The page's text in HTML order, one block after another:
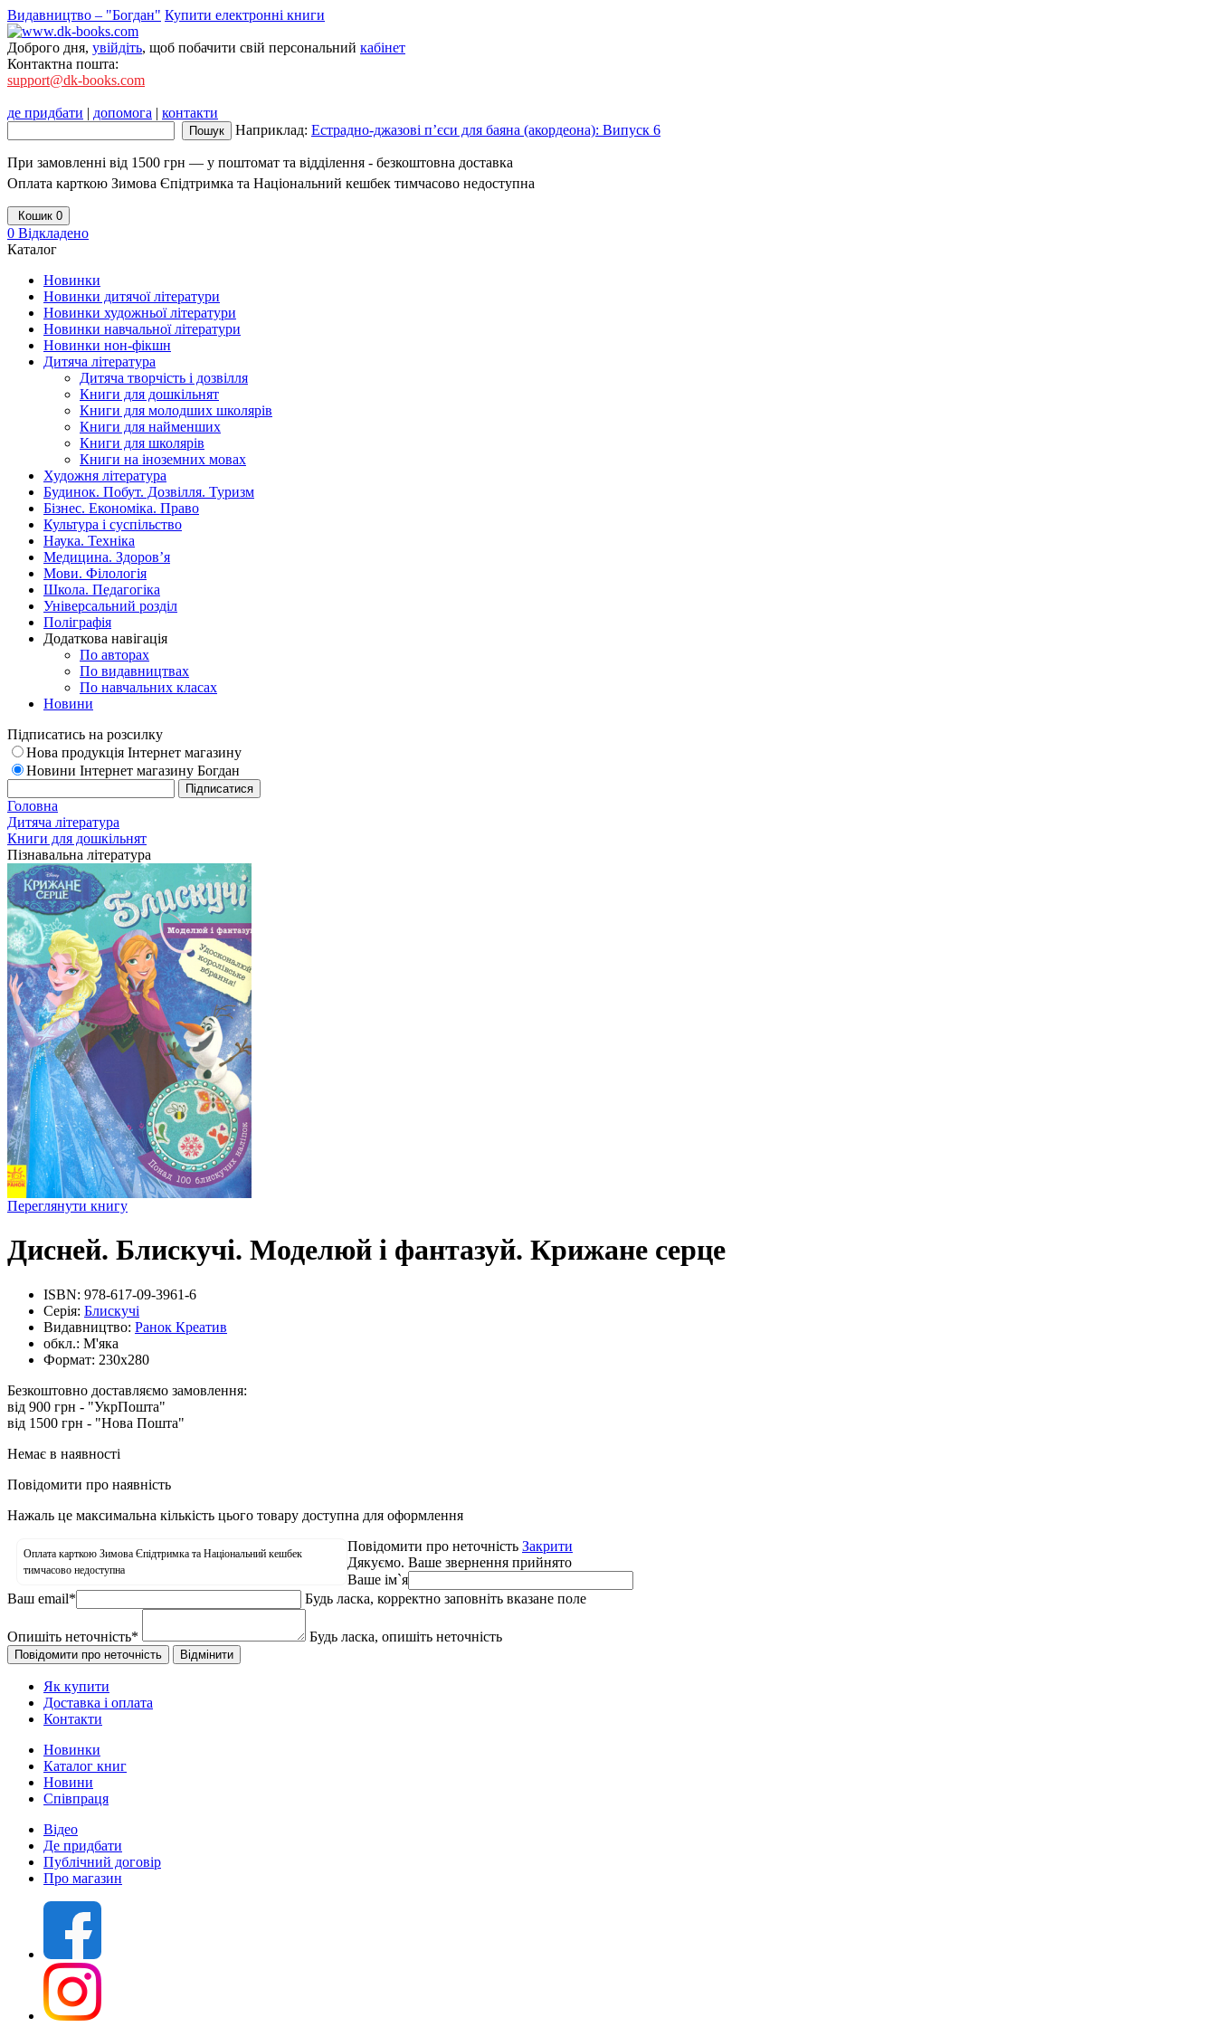
Видавництво – "Богдан" Купити електронні книги
Доброго дня, увійдіть, щоб побачити свій персональний кабінет
Контактна пошта:
support@dk-books.com
де придбати | допомога | контакти
Наприклад: Естрадно-джазові п’єси для баяна (акордеона): Випуск 6
При замовленні від 1500 грн — у поштомат та відділення - безкоштовна доставка
Оплата карткою Зимова Єпідтримка та Національний кешбек тимчасово недоступна
Кошик 0
0 Відкладено
Каталог
Новинки
Новинки дитячої літератури
Новинки художньої літератури
Новинки навчальної літератури
Новинки нон-фікшн
Дитяча література
Дитяча творчість і дозвілля
Книги для дошкільнят
Книги для молодших школярів
Книги для найменших
Книги для школярів
Книги на іноземних мовах
Художня література
Будинок. Побут. Дозвілля. Туризм
Бізнес. Економіка. Право
Культура і суспільство
Наука. Техніка
Медицина. Здоров’я
Мови. Філологія
Школа. Педагогіка
Універсальний розділ
Поліграфія
Додаткова навігація
По авторах
По видавництвах
По навчальних класах
Новини
Підписатись на розсилку
Нова продукція Інтернет магазину
Новини Інтернет магазину Богдан
Головна
Дитяча література
Книги для дошкільнят
Пізнавальна література
Переглянути книгу
Дисней. Блискучі. Моделюй і фантазуй. Крижане серце
ISBN: 978-617-09-3961-6
Серія: Блискучі
Видавництво: Ранок Креатив
обкл.: М'яка
Формат: 230х280
Безкоштовно доставляємо замовлення:
від 900 грн - "УкрПошта"
від 1500 грн - "Нова Пошта"
Немає в наявності
Повідомити про наявність
Нажаль це максимальна кількість цього товару доступна для оформлення
Оплата карткою Зимова Єпідтримка та Національний кешбек
тимчасово недоступна
Повідомити про неточність Закрити
Дякуємо. Ваше звернення прийнято
Ваше ім`я
Ваш email* Будь ласка, корректно заповніть вказане поле
Опишіть неточність* Будь ласка, опишіть неточність
Як купити
Доставка і оплата
Контакти
Новинки
Каталог книг
Новини
Співпраця
Відео
Де придбати
Публічний договір
Про магазин